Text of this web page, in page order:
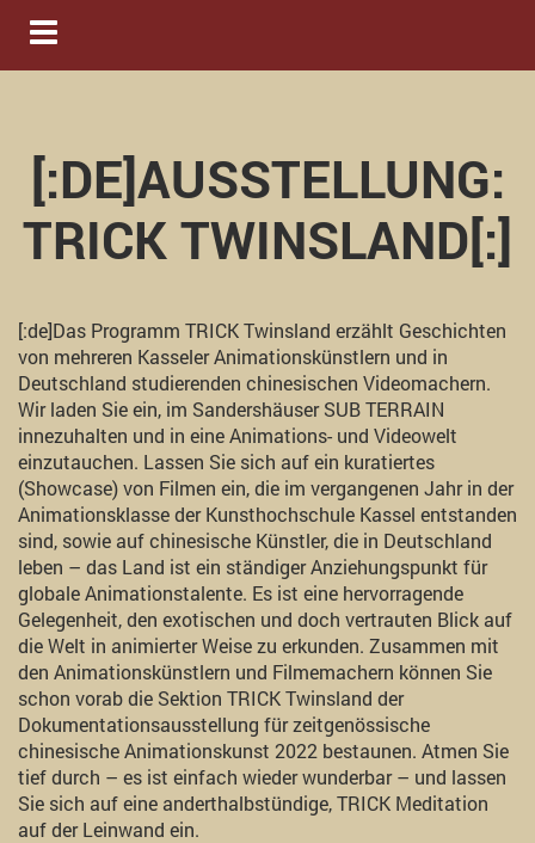
Navigation ein-/ausblenden
[:DE]AUSSTELLUNG:
TRICK TWINSLAND[:]
[:de]Das Programm TRICK Twinsland erzählt Geschichten
von mehreren Kasseler Animationskünstlern und in
Deutschland studierenden chinesischen Videomachern.
Wir laden Sie ein, im Sandershäuser SUB TERRAIN
innezuhalten und in eine Animations- und Videowelt
einzutauchen. Lassen Sie sich auf ein kuratiertes
(Showcase) von Filmen ein, die im vergangenen Jahr in der
Animationsklasse der Kunsthochschule Kassel entstanden
sind, sowie auf chinesische Künstler, die in Deutschland
leben – das Land ist ein ständiger Anziehungspunkt für
globale Animationstalente. Es ist eine hervorragende
Gelegenheit, den exotischen und doch vertrauten Blick auf
die Welt in animierter Weise zu erkunden. Zusammen mit
den Animationskünstlern und Filmemachern können Sie
schon vorab die Sektion TRICK Twinsland der
Dokumentationsausstellung für zeitgenössische
chinesische Animationskunst 2022 bestaunen. Atmen Sie
tief durch – es ist einfach wieder wunderbar – und lassen
Sie sich auf eine anderthalbstündige, TRICK Meditation
auf der Leinwand ein.